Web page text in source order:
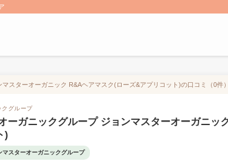
スターオーガニック R&Aヘアマスク(ローズ&アプリコット)の口コミ（0件
クグループ
ーガニックグループ ジョンマスターオーガニッ
)
マスターオーガニックグループ